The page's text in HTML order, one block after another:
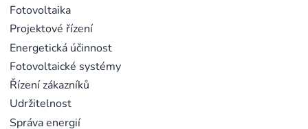
Fotovoltaika
Projektové řízení
Energetická účinnost
Fotovoltaické systémy
Řízení zákazníků
Udržitelnost
Správa energií